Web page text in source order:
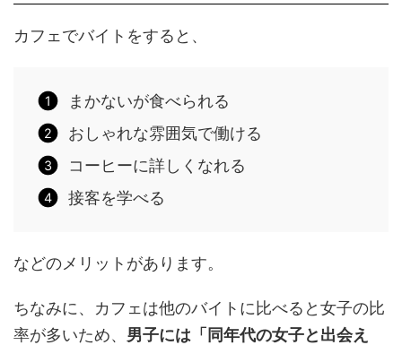
カフェでバイトをすると、
まかないが食べられる
おしゃれな雰囲気で働ける
コーヒーに詳しくなれる
接客を学べる
などのメリットがあります。
ちなみに、カフェは他のバイトに比べると女子の比
率が多いため、 男子には「同年代の女子と出会え